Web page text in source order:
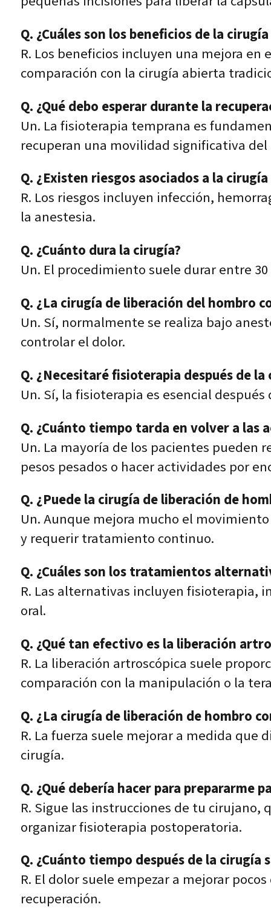
Q. ¿Cuáles son los beneficios de la
R. Los beneficios incluyen una mejora
comparación con la cirugía abierta
Q. ¿Qué debo esperar durante la
Un. La fisioterapia temprana es
recuperan una movilidad significativa
Q. ¿Existen riesgos asociados a la
R. Los riesgos incluyen infección,
la anestesia.
Q. ¿Cuánto dura la cirugía?
Un. El procedimiento suele durar entre
Q. ¿La cirugía de liberación del hombro
Un. Sí, normalmente se realiza bajo
controlar el dolor.
Q. ¿Necesitaré fisioterapia después de la
Un. Sí, la fisioterapia es esencial
Q. ¿Cuánto tiempo tarda en volver a las
Un. La mayoría de los pacientes pueden
pesos pesados o hacer actividades por
Q. ¿Puede la cirugía de liberación de
Un. Aunque mejora mucho el
y requerir tratamiento continuo.
Q. ¿Cuáles son los tratamientos
R. Las alternativas incluyen fisioterapia,
oral.
Q. ¿Qué tan efectivo es la liberación
R. La liberación artroscópica suele
comparación con la manipulación o la
Q. ¿La cirugía de liberación de hombro
R. La fuerza suele mejorar a medida
cirugía.
Q. ¿Qué debería hacer para prepararme
R. Sigue las instrucciones de tu
organizar fisioterapia postoperatoria.
Q. ¿Cuánto tiempo después de la
R. El dolor suele empezar a mejorar
recuperación.